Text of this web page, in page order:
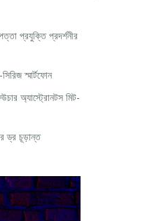
প্রযুক্তি প্রদর্শনীর
স্মার্টফোন
অ্যাস্ট্রোনটস মিট-
ড্র চূড়ান্ত